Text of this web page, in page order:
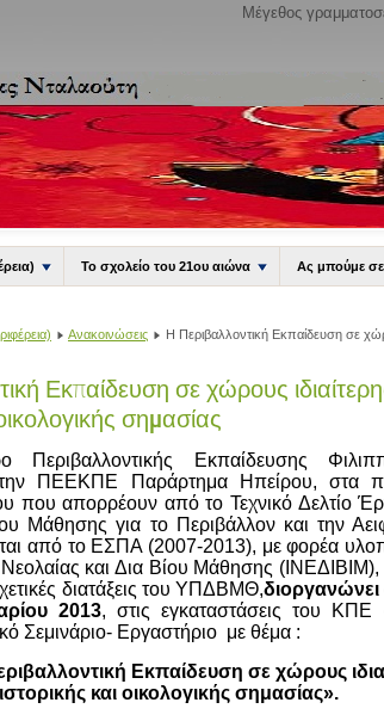
Μέγεθος
Το σχολείο του 21ου αιώνα Ας μπούμε σε
Ανακοινώσεις Η Περιβαλλοντική Εκπαίδευση σε
Εκπαίδευση σε χώρους
σημασίας
Περιβαλλοντικής Εκπαίδευσης
την ΠΕΕΚΠΕ Παράρτημα Ηπείρου,στα
που απορρέουν από το Τεχνικό Δελτίο
Μάθησης για το Περιβάλλον και την
από το ΕΣΠΑ (2007-2013), με φορέα
και Δια Βίου Μάθησης (ΙΝΕΔΙΒΙΜ),
διατάξεις του ΥΠΔΒΜΘ,διοργανώνει
2013, στις εγκαταστάσεις του ΚΠΕ
Σεμινάριο- Εργαστήριο με θέμα :
Εκπαίδευση σε χώρους
ιστορικής και οικολογικής σημασίας».